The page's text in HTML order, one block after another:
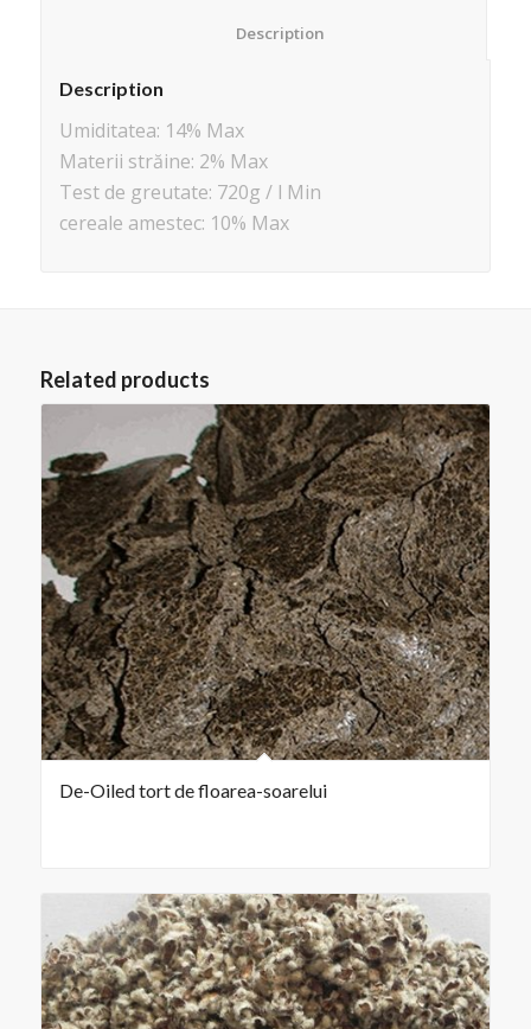
Description
Umiditatea: 14% Max
Materii străine: 2% Max
Test de greutate: 720g / l Min
cereale amestec: 10% Max
Related products
De-Oiled tort de floarea-soarelui